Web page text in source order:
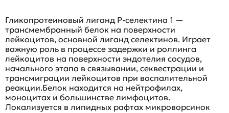
Гликопротеиновый лиганд P-селектина 1 —
трансмембранный белок на поверхности
лейкоцитов, основной лиганд селектинов. Играет
важную роль в процессе задержки и роллинга
лейкоцитов на поверхности эндотелия сосудов,
начального этапа в связывании, секвестрации и
трансмиграции лейкоцитов при воспалительной
реакции.Белок находится на нейтрофилах,
моноцитах и большинстве лимфоцитов.
Локализуется в липидных рафтах микроворсинок